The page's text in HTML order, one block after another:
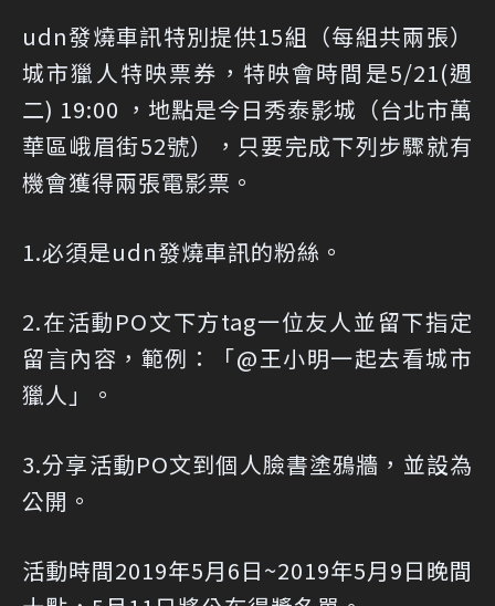
udn發燒車訊特別提供15組（每組共兩張）
城市獵人特映票券，特映會時間是5/21(週
二) 19:00 ，地點是今日秀泰影城（台北市萬
華區峨眉街52號），只要完成下列步驟就有
機會獲得兩張電影票。
1.必須是udn發燒車訊的粉絲。
2.在活動PO文下方tag一位友人並留下指定
留言內容，範例：「@王小明一起去看城市
獵人」。
3.分享活動PO文到個人臉書塗鴉牆，並設為
公開。
活動時間2019年5月6日~2019年5月9日晚間